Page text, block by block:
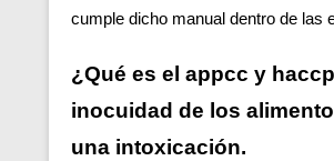
cumple dicho manual dentro de las
¿Qué es el appcc y
inocuidad de los
una intoxicación.